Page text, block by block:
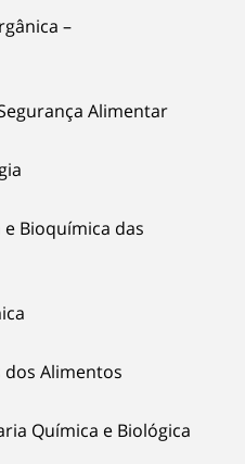
–
Alimentar
Bioquímica das
Alimentos
Química e Biológica